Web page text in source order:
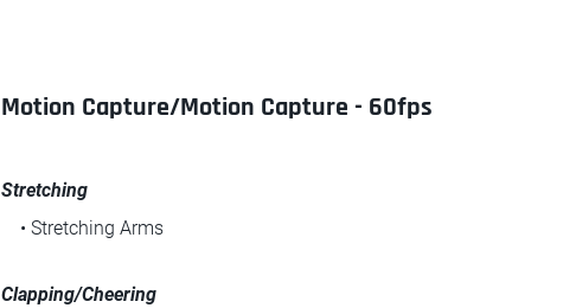
Motion Capture/Motion Capture - 60fps
Stretching
• Stretching Arms
Clapping/Cheering